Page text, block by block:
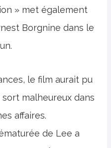
» met également
Borgnine dans le
le film aurait pu
malheureux dans
affaires.
de Lee a